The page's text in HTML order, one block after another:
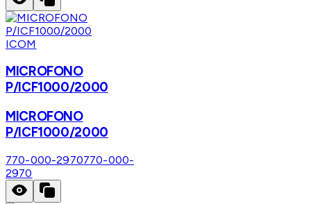
ICOM
MICROFONO
P/ICF1000/2000
MICROFONO
P/ICF1000/2000
770-000-2970770-000-
2970